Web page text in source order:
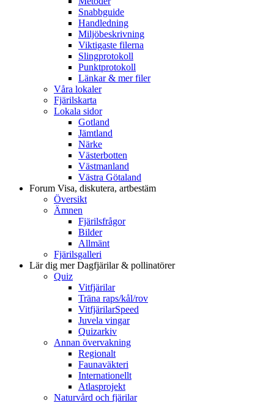
Snabbguide
Handledning
Miljöbeskrivning
Viktigaste filerna
Slingprotokoll
Punktprotokoll
Länkar & mer filer
Våra lokaler
Fjärilskarta
Lokala sidor
Gotland
Jämtland
Närke
Västerbotten
Västmanland
Västra Götaland
Forum Visa, diskutera, artbestäm
Översikt
Ämnen
Fjärilsfrågor
Bilder
Allmänt
Fjärilsgalleri
Lär dig merDagfjärilar & pollinatörer
Quiz
Vitfjärilar
Träna raps/kål/rov
VitfjärilarSpeed
Juvela vingar
Quizarkiv
Annan övervakning
Regionalt
Faunaväkteri
Internationellt
Atlasprojekt
Naturvård och fjärilar